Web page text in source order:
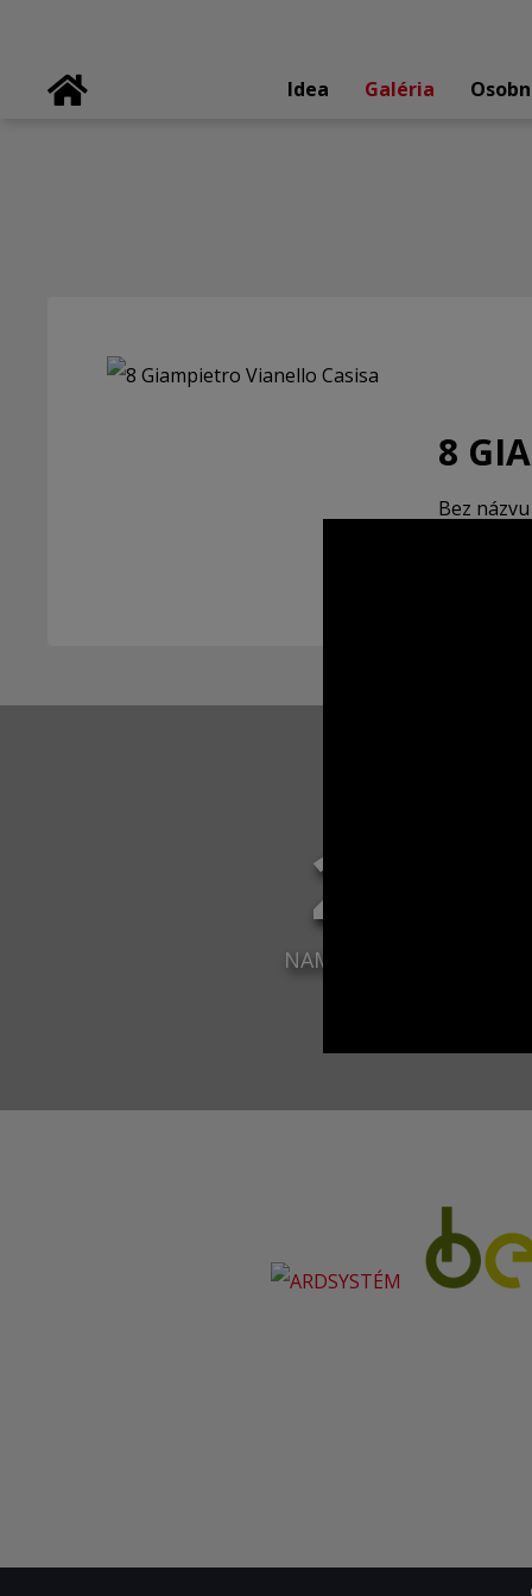
Idea Galéria
8
Bez názvu
2
NAMAĽOVANÝCH